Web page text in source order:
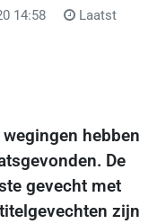
14:58
Laatst
hebben
De
gevecht met
zijn